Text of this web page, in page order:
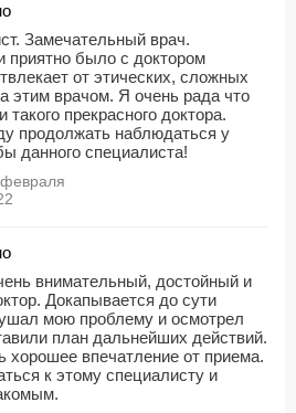
Замечательный врач.
приятно было с доктором
от этических, сложных
этим врачом. Я очень рада что
прекрасного доктора.
продолжать наблюдаться у
данного специалиста!
внимательный, достойный и
Докапывается до сути
мою проблему и осмотрел
план дальнейших действий.
хорошее впечатление от приема.
к этому специалисту и